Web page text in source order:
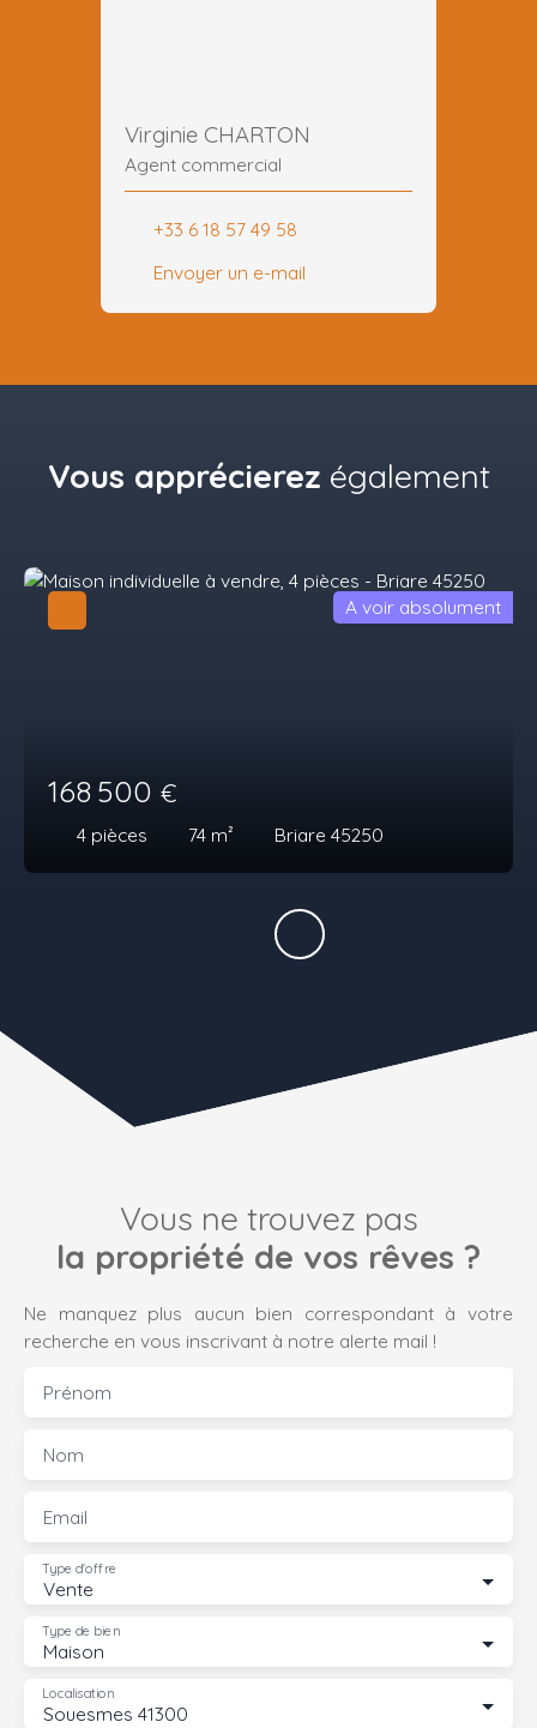
Virginie CHARTON
Agent commercial
+33 6 18 57 49 58
Envoyer un e-mail
Vous apprécierez également
168 500 €
4 pièces 74 m² Briare 45250
A voir absolument
Vous ne trouvez pas
la propriété de vos rêves ?
Ne manquez plus aucun bien correspondant à votre
recherche en vous inscrivant à notre alerte mail !
Prénom
Nom
Email
Vente
Type d'offre
Maison
Type de bien
Souesmes 41300
Localisation